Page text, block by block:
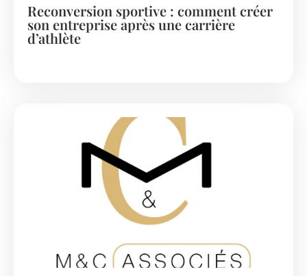
Reconversion sportive : comment créer
son entreprise après une carrière
d’athlète